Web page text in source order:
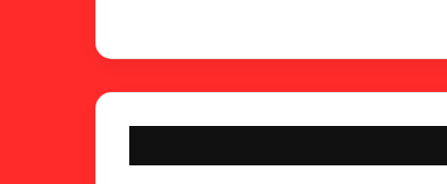
بسبب “الصفر الدولي” .. ريجيكامب